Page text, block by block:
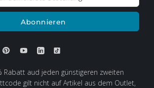
Abonnieren
Rabatt aud jeden günstigeren zweiten
gilt nicht auf Artikel aus dem Outlet,